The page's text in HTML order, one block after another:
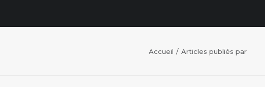
Accueil Articles publiés par